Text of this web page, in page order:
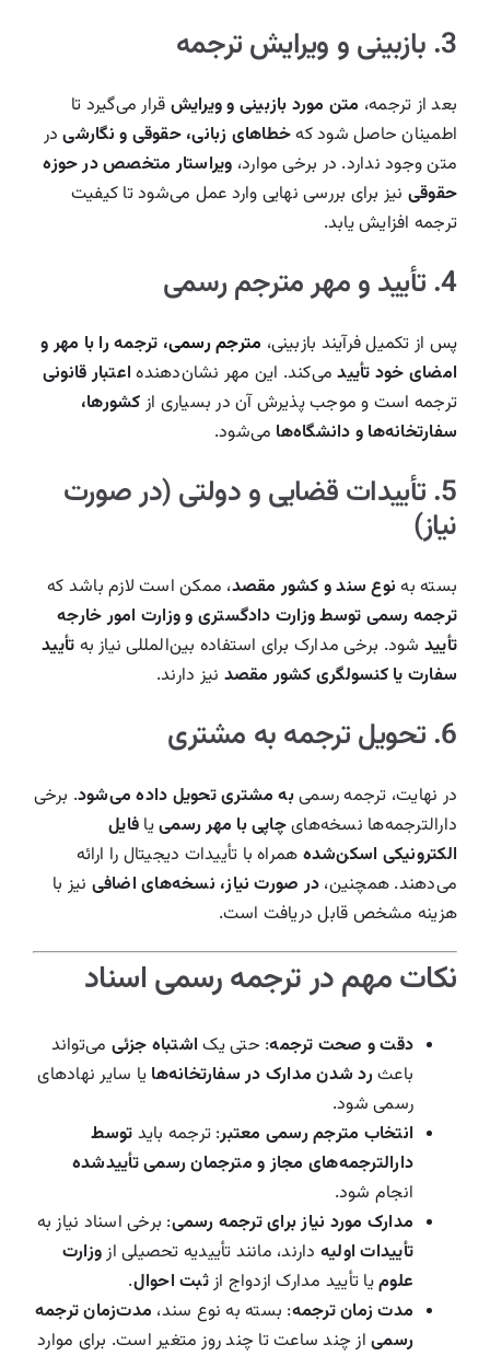
3. بازبینی و ویرایش ترجمه
بعد از ترجمه، متن مورد بازبینی و ویرایش قرار می‌گیرد تا
اطمینان حاصل شود کهخطاهای زبانی، حقوقی و نگارشیدر
متن وجود ندارد. در برخی موارد، ویراستار متخصص در حوزه
حقوقی نیز برای بررسی نهایی وارد عمل می‌شود تا کیفیت
ترجمه افزایش یابد.
4. تأیید و مهر مترجم رسمی
پس از تکمیل فرآیند بازبینی، مترجم رسمی، ترجمه را با مهر و
امضای خود تأییدمی‌کند. این مهر نشان‌دهنده اعتبار قانونی
ترجمه است و موجب پذیرش آن در بسیاری از کشورها،
سفارتخانه‌ها و دانشگاه‌ها می‌شود.
5. تأییدات قضایی و دولتی (در صورت
نیاز)
بسته به نوع سند و کشور مقصد، ممکن است لازم باشد که
ترجمه رسمی توسط وزارت دادگستری و وزارت امور خارجه
تأیید شود. برخی مدارک برای استفاده بین‌المللی نیاز به تأیید
سفارت یا کنسولگری کشور مقصد نیز دارند.
6. تحویل ترجمه به مشتری
در نهایت، ترجمه رسمیبه مشتری تحویل داده می‌شود. برخی
دارالترجمه‌ها نسخه‌هایچاپی با مهر رسمییا فایل
الکترونیکی اسکن‌شده همراه با تأییدات دیجیتال را ارائه
می‌دهند. همچنین، در صورت نیاز، نسخه‌های اضافی نیز با
هزینه مشخص قابل دریافت است.
نکات مهم در ترجمه رسمی اسناد
دقت و صحت ترجمه: حتی یک اشتباه جزئی می‌تواند
باعثرد شدن مدارک در سفارتخانه‌ها یا سایر نهادهای
رسمی شود.
انتخاب مترجم رسمی معتبر: ترجمه باید توسط
دارالترجمه‌های مجاز و مترجمان رسمی تأیید‌شده
انجام شود.
مدارک مورد نیاز برای ترجمه رسمی: برخی اسناد نیاز به
تأییدات اولیه دارند، مانند تأییدیه تحصیلی ازوزارت
علومیا تأیید مدارک ازدواج ازثبت احوال.
مدت زمان ترجمه: بسته به نوع سند، مدت‌زمان ترجمه
رسمیاز چند ساعت تا چند روز متغیر است. برای موارد